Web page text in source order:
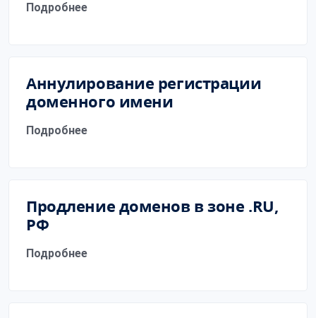
Подробнее
Аннулирование регистрации
доменного имени
Подробнее
Продление доменов в зоне .RU,
РФ
Подробнее